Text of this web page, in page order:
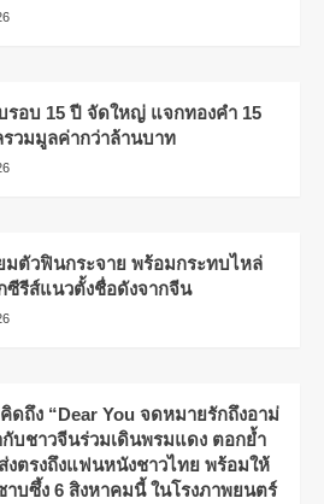
อบ 15 ปี จัดใหญ่ แจกทองคำ 15
รวมมูลค่ากว่าล้านบาท
ตัวฟินกระจาย พร้อมกระทบไหล่
ซีรีส์แนวตั้งชื่อดังจากจีน
ดถึง “Dear You จดหมายรักถึงอาม่
บชาวจีนร่วมเดินพรมแดง ตอกย้ำ
งตรงถึงแฟนหนังชาวไทย พร้อมให้
บซึ้ง 6 สิงหาคมนี้ ในโรงภาพยนตร์